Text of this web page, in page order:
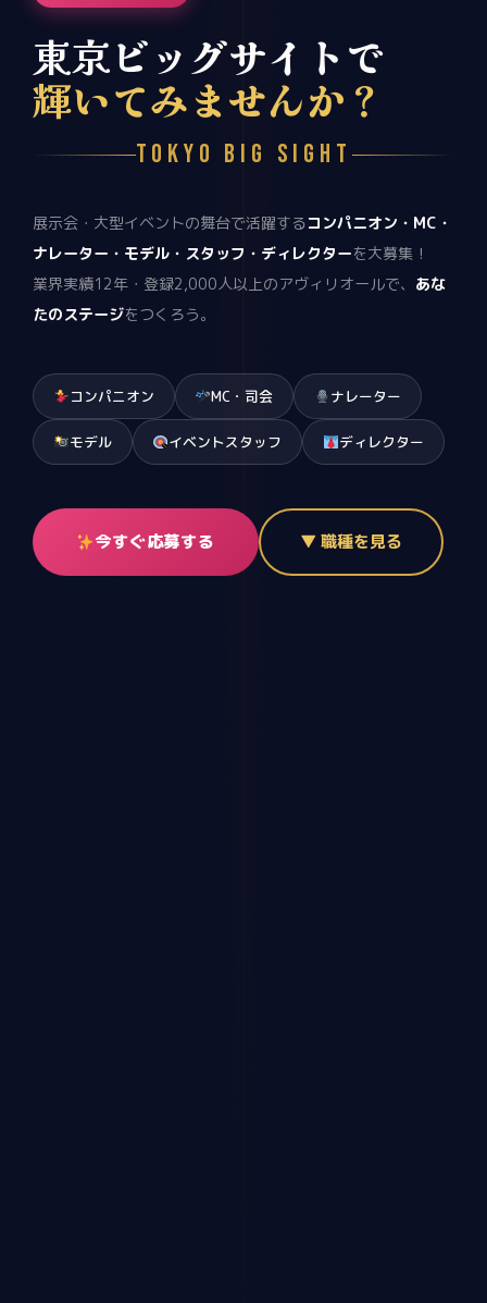
東京ビッグサイトで
輝いてみませんか？
TOKYO BIG SIGHT
展示会・大型イベントの舞台で活躍するコンパニオン・MC・
ナレーター・モデル・スタッフ・ディレクターを大募集！
業界実績12年・登録2,000人以上のアヴィリオールで、 あな
たのステージをつくろう。
コンパニオン MC・司会 ナレーター
モデル イベントスタッフ ディレクター
今すぐ応募する ▼ 職種を見る